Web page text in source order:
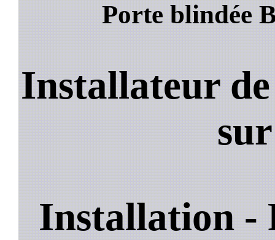
Porte blindée
Installateur
Installation -